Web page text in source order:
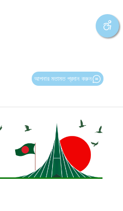
আপনার মতামত প্রদান করুন